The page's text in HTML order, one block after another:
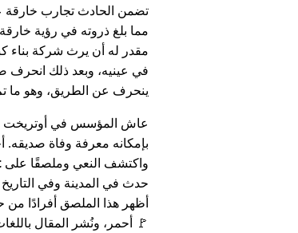
تضمن الحادث تجارب خارقة
مما بلغ ذروته في رؤية
مقدر له أن يرث شركة بناء
في عينيه، وبعد ذلك انحرف
ينحرف عن الطريق، وهو ما تم
عاش المؤسس في أوتريخت
بإمكانه معرفة وفاة صديقه.
واكتشف النعي وملصقًا على
حدث في المدينة وفي
أظهر هذا الملصق أفرادًا من
🚩 أحمر، ونُشر المقال